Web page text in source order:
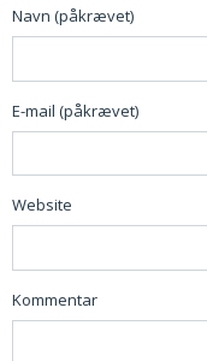
Navn (påkrævet)
E-mail (påkrævet)
Website
Kommentar